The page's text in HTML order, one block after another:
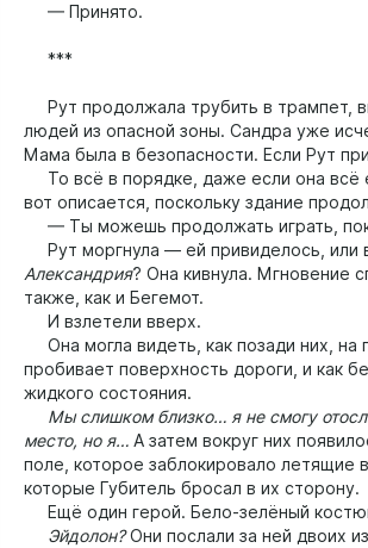
— Принято.
***
Рут продолжала трубить в трампет,
людей из опасной зоны. Сандра уже
Мама была в безопасности. Если Рут
То всё в порядке, даже если она всё
вот описается, поскольку здание
— Ты можешь продолжать играть,
Рут моргнула — ей привиделось, или
Александрия? Она кивнула. Мгновение
также, как и Бегемот.
И взлетели вверх.
Она могла видеть, как позади них, на
пробивает поверхность дороги, и как
жидкого состояния.
Мы слишком близко… я не смогу
место, но я… А затем вокруг них
поле, которое заблокировало летящие
которые Губитель бросал в их сторону.
Ещё один герой. Бело-зелёный
Эйдолон?Они послали за ней двоих